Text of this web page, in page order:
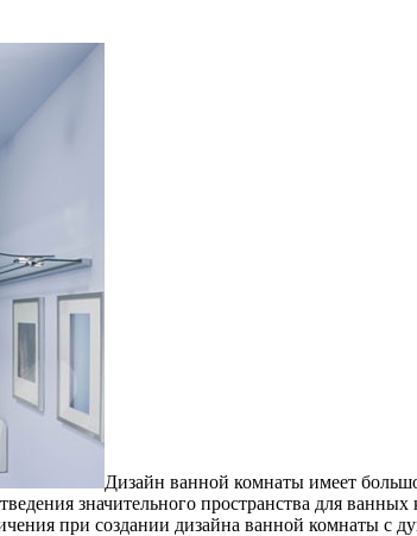
Дизайн ванной комнаты имеет
значительного пространства для
при создании дизайна ванной комнаты с